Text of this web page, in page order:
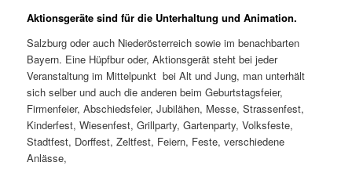
Aktionsgeräte sind für die Unterhaltung und Animation.
Salzburg oder auch Niederösterreich sowie im benachbarten
Bayern. Eine Hüpfbur oder, Aktionsgerät steht bei jeder
Veranstaltung im Mittelpunkt bei Alt und Jung, man unterhält
sich selber und auch die anderen beim Geburtstagsfeier,
Firmenfeier, Abschiedsfeier, Jubilähen, Messe, Strassenfest,
Kinderfest, Wiesenfest, Grillparty, Gartenparty, Volksfeste,
Stadtfest, Dorffest, Zeltfest, Feiern, Feste, verschiedene
Anlässe,